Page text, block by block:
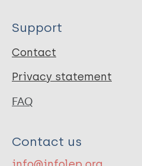
Support
Contact
Privacy statement
FAQ
Contact us